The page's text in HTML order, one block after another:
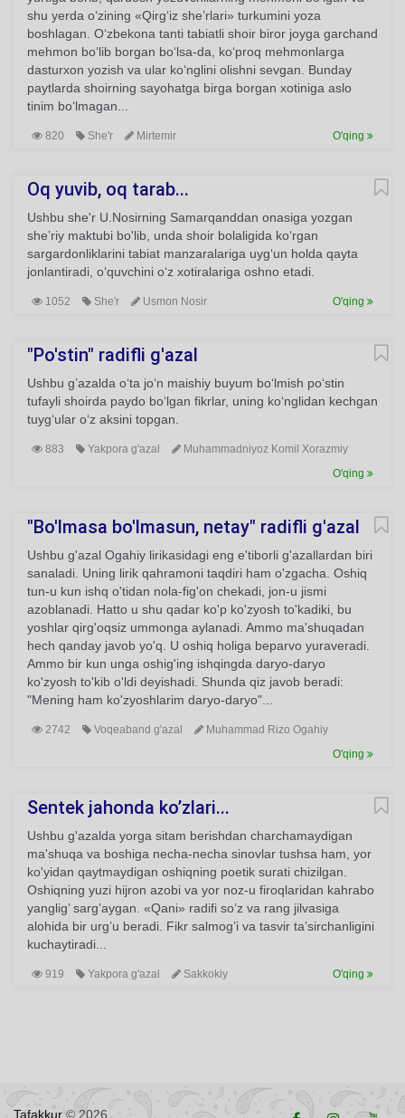
shu yerda o‘zining «Qirg‘iz she’rlari» turkumini yoza
boshlagan. O‘zbekona tanti tabiatli shoir biror joyga garchand
mehmon bo‘lib borgan bo‘lsa-da, ko‘proq mehmonlarga
dasturxon yozish va ular ko‘nglini olishni sevgan. Bunday
paytlarda shoirning sayohatga birga borgan xotiniga aslo
tinim bo‘lmagan...
820 She'r Mirtemir O'qing
Oq yuvib, oq tarab...
Ushbu she'r U.Nosirning Samarqanddan onasiga yozgan
she’riy maktubi bo'lib, unda shoir bolaligida ko‘rgan
sargardonliklarini tabiat manzaralariga uyg‘un holda qayta
jonlantiradi, o‘quvchini o‘z xotiralariga oshno etadi.
1052 She'r Usmon Nosir O'qing
"Po'stin" radifli g'azal
Ushbu g’azalda o‘ta jo‘n maishiy buyum bo‘lmish po‘stin
tufayli shoirda paydo bo‘lgan fikrlar, uning ko‘nglidan kechgan
tuyg‘ular o‘z aksini topgan.
883 Yakpora g'azal
Muhammadniyoz Komil Xorazmiy
O'qing
"Bo'lmasa bo'lmasun, netay" radifli g'azal
Ushbu g'azal Ogahiy lirikasidagi eng e'tiborli g'azallardan biri
sanaladi. Uning lirik qahramoni taqdiri ham o'zgacha. Oshiq
tun-u kun ishq o'tidan nola-fig'on chekadi, jon-u jismi
azoblanadi. Hatto u shu qadar ko'p ko'zyosh to'kadiki, bu
yoshlar qirg'oqsiz ummonga aylanadi. Ammo ma'shuqadan
hech qanday javob yo'q. U oshiq holiga beparvo yuraveradi.
Ammo bir kun unga oshig'ing ishqingda daryo-daryo
ko'zyosh to'kib o'ldi deyishadi. Shunda qiz javob beradi:
"Mening ham ko'zyoshlarim daryo-daryo"...
2742 Voqeaband g'azal
Muhammad Rizo Ogahiy
O'qing
Sentek jahonda ko’zlari...
Ushbu g'azalda yorga sitam berishdan charchamaydigan
ma'shuqa va boshiga necha-necha sinovlar tushsa ham, yor
ko'yidan qaytmaydigan oshiqning poetik surati chizilgan.
Oshiqning yuzi hijron azobi va yor noz-u firoqlaridan kahrabo
yanglig’ sarg’aygan. «Qani» radifi so’z va rang jilvasiga
alohida bir urg’u beradi. Fikr salmog’i va tasvir ta’sirchanligini
kuchaytiradi...
919 Yakpora g'azal Sakkokiy O'qing
Tafakkur © 2026